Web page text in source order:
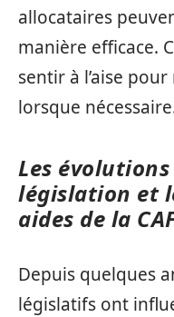
allocataires
manière efficace.
sentir à l’aise
lorsque
Les
législation et
aides de la
Depuis quelques
législatifs ont